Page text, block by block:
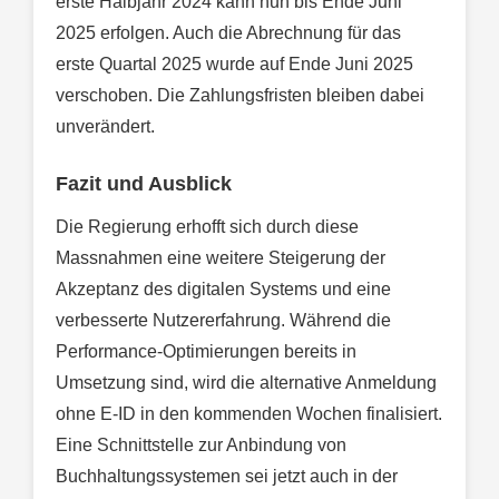
2025 erfolgen. Auch die Abrechnung für das
erste Quartal 2025 wurde auf Ende Juni 2025
verschoben. Die Zahlungsfristen bleiben dabei
unverändert.
Fazit und Ausblick
Die Regierung erhofft sich durch diese
Massnahmen eine weitere Steigerung der
Akzeptanz des digitalen Systems und eine
verbesserte Nutzererfahrung. Während die
Performance-Optimierungen bereits in
Umsetzung sind, wird die alternative Anmeldung
ohne E-ID in den kommenden Wochen finalisiert.
Eine Schnittstelle zur Anbindung von
Buchhaltungssystemen sei jetzt auch in der